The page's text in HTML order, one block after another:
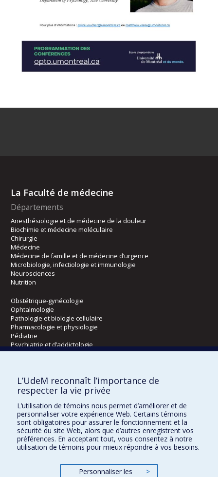
La Faculté de médecine
Départements
Anesthésiologie et de médecine de la douleur
Biochimie et médecine moléculaire
Chirurgie
Médecine
Médecine de famille et de médecine d’urgence
Microbiologie, infectiologie et immunologie
Neurosciences
Nutrition
Obstétrique-gynécologie
Ophtalmologie
Pathologie et biologie cellulaire
Pharmacologie et physiologie
Pédiatrie
Psychiatrie et d’addictologie
Radiologie, radio-oncologie et médecine nucléaire
Écoles
Orthophonie et audiologie
Réadaptation
Directions
L’UdeM reconnaît l’importance de
respecter la vie privée
L’utilisation de témoins nous permet d’améliorer et de
personnaliser votre expérience Web. Certains témoins
sont obligatoires pour assurer le fonctionnement et la
sécurité du site Web, alors que d’autres enregistrent vos
préférences. En acceptant tout, vous consentez à notre
utilisation de témoins pour mieux répondre à vos besoins.
Personnaliser les
>